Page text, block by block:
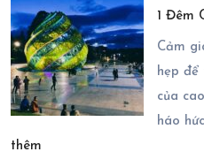
1 Đêm
Cảm
hẹp để
của
háo
thêm